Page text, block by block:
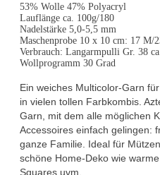
53% Wolle 47% Polyacryl
Lauflänge ca. 100g/180
Nadelstärke 5,0-5,5 mm
Maschenprobe 10 x 10 cm: 17 M/
Verbrauch: Langarmpulli Gr. 38
Wollprogramm 30 Grad
Ein weiches Multicolor-Garn
in vielen tollen Farbkombis.
Garn, mit dem alle möglichen
Accessoires einfach gelingen:
ganze Familie. Ideal für
schöne Home-Deko wie
Squares uvm.